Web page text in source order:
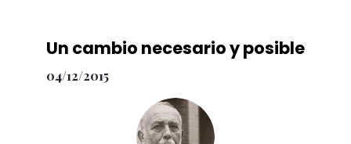
Un cambio necesario y posible
04/12/2015